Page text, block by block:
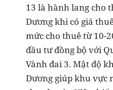
13 là hành lang cho
Dương khi có giá
mức cho thuê từ 10-
đầu tư đồng bộ với
Vành đai 3. Mật độ
Dương giúp khu vực